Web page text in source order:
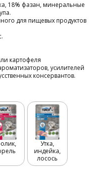
18% фазан, минеральные
для пищевых продуктов
картофеля
усилителей
консервантов.
Утка,
индейка,
лосось